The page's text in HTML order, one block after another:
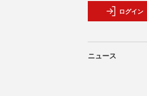
ログイン
ニュース